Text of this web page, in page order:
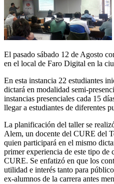
El pasado sábado 12 de Agosto
en el local de Faro Digital en la
En esta instancia 22 estudiantes
dictará en modalidad semi-
instancias presenciales cada 15
llegar a estudiantes de diferentes
La planificación del taller se
Alem, un docente del CURE del
quien participará en el mismo
primer experiencia de este tipo de
CURE. Se enfatizó en que los
utilidad e interés tanto para
ex-alumnos de la carrera antes